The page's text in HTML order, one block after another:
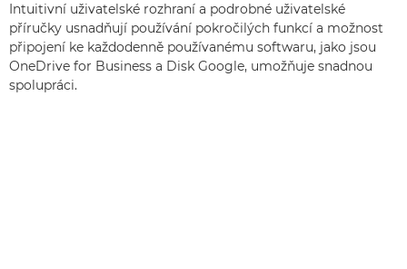
Intuitivní uživatelské rozhraní a podrobné uživatelské
příručky usnadňují používání pokročilých funkcí a možnost
připojení ke každodenně používanému softwaru, jako jsou
OneDrive for Business a Disk Google, umožňuje snadnou
spolupráci.